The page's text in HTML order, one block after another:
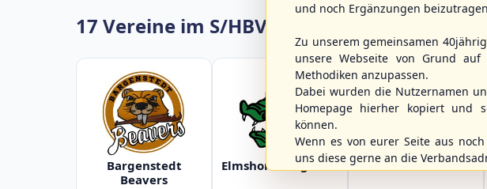
17 Vereine im S/HBV
Bargenstedt
Beavers
Elmshorn Alligators Fehmarn Islanders
und noch Ergänzungen
Zu unserem gemeinsamen
unsere Webseite von Grund
Methodiken anzupassen.
Dabei wurden die Nutzernamen
Homepage hierher kopiert und
können.
Wenn es von eurer Seite aus
uns diese gerne an die